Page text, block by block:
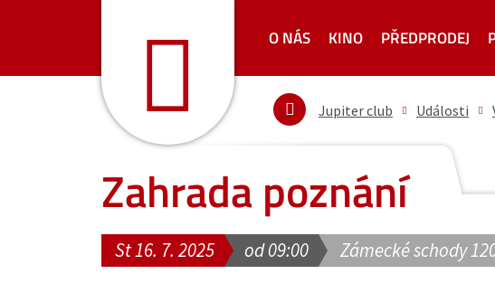
O NÁS KINO PŘEDPRODEJ
Jupiter club Události
Zahrada poznání
St 16. 7. 2025 od 09:00 Zámecké schody